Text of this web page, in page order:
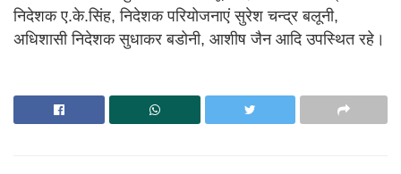
निदेशक ए.के.सिंह, निदेशक परियोजनाएं सुरेश चन्द्र बलूनी,
अधिशासी निदेशक सुधाकर बडोनी, आशीष जैन आदि उपस्थित रहे।